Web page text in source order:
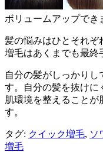
ボリュームアップでき
髪の悩みはひとそれぞ
増毛はあくまでも最終
自分の髪がしっかりし
す。自分の髪を抜けに
肌環境を整えることが
す。
タグ: クイック増毛, ソ
増毛